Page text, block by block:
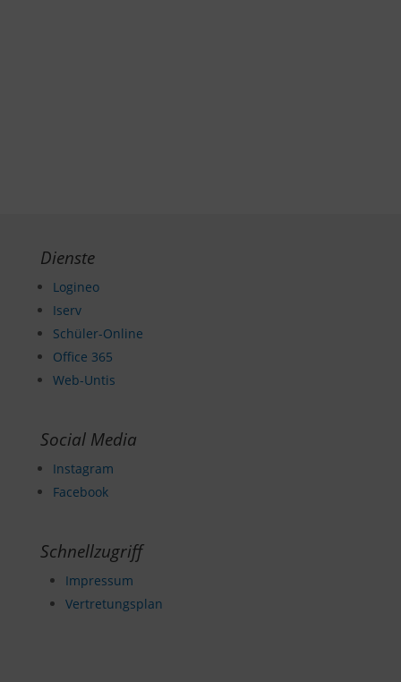
Dienste
Logineo
Iserv
Schüler-Online
Office 365
Web-Untis
Social Media
Instagram
Facebook
Schnellzugriff
Impressum
Vertretungsplan